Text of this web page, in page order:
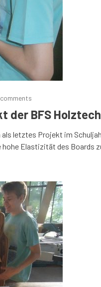
der BFS
letztes Projekt im
Elastizität des Boards